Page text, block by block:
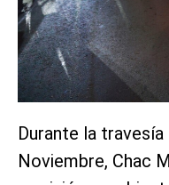
Durante la
Noviembre, Chac